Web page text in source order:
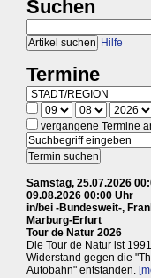
Suchen
Hilfe
Termine
vergangene Termine
Samstag, 25.07.2026
09.08.2026 00:00 Uhr
in/bei -Bundesweit-,
Marburg-Erfurt
Tour de Natur 2026
Die Tour de Natur ist
Widerstand gegen die
Autobahn" entstanden.